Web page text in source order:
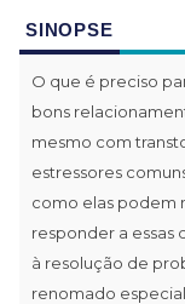
SINOPSE
O que é preciso
bons
mesmo com
estressores
como elas podem
responder a essas
à resolução de
renomado